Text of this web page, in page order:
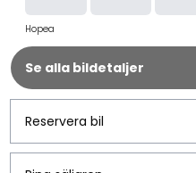
Audi
BMW
Kia
Mercedes-Benz
Polestar
Skoda
Tesla
Hopea
Se alla bildetaljer
Reservera bil